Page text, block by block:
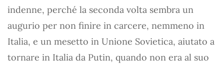
indenne, perché la seconda volta sembra un
augurio per non finire in carcere, nemmeno in
Italia, e un mesetto in Unione Sovietica, aiutato a
tornare in Italia da Putin, quando non era al suo